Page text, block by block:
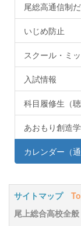
尾総高通信制
いじめ防止
スクール・ミ
入試情報
科目履修生（
あおもり創造学
カレンダー（通
サイトマップ
尾上総合高校全般